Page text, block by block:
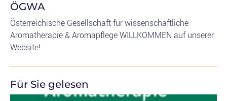
ÖGWA
Österreichische Gesellschaft für wissenschaftliche
Aromatherapie & Aromapflege WILLKOMMEN auf unserer
Website!
Für Sie gelesen